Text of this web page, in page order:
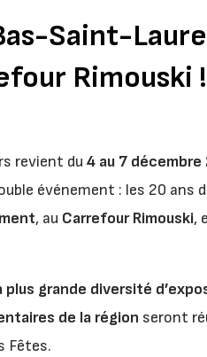
Saint-
Rimouski !
revient du 4 au 7 décembre
événement : les 20 ans
, au Carrefour Rimouski,
plus grande diversité
de la région seront
Fêtes.